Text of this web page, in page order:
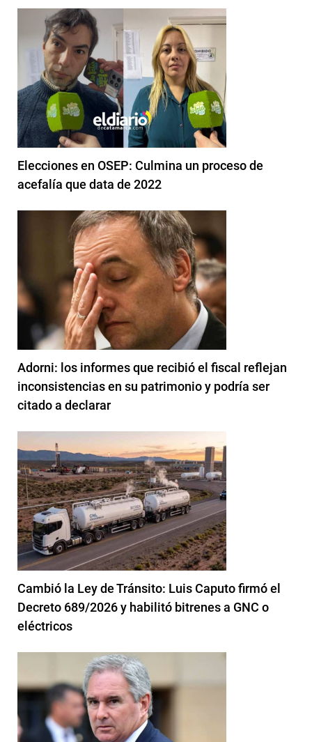
Elecciones en OSEP: Culmina un proceso de
acefalía que data de 2022
Adorni: los informes que recibió el fiscal reflejan
inconsistencias en su patrimonio y podría ser
citado a declarar
Cambió la Ley de Tránsito: Luis Caputo firmó el
Decreto 689/2026 y habilitó bitrenes a GNC o
eléctricos